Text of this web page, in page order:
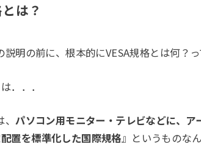
は？
説明の前に、根本的にVESA規格とは何？っ
．．．
、パソコン用モニター・テレビなどに、
置を標準化した国際規格』というものなん